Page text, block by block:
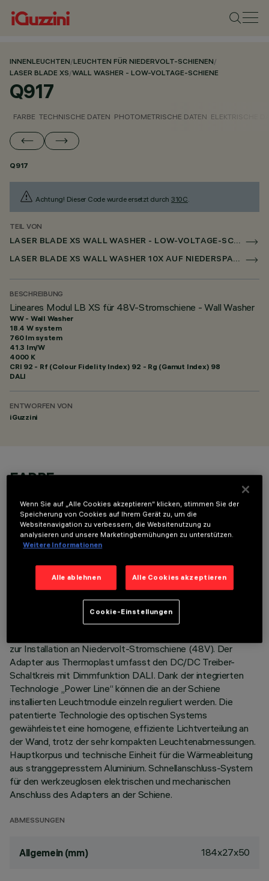
INNENLEUCHTEN/LEUCHTEN FÜR NIEDERVOLT-SCHIENEN/
LASER BLADE XS/WALL WASHER - LOW-VOLTAGE-SCHIENE
Q917
FARBE TECHNISCHE DATEN PHOTOMETRISCHE DATEN ELEKTRISCHE
Q917
Achtung! Dieser Code wurde ersetzt durch 310C.
TEIL VON
LASER BLADE XS WALL WASHER - LOW-VOLTAGE-SCHIENE
LASER BLADE XS WALL WASHER 10X AUF NIEDERSPANNUNGSSCHIENE DALI POWERLINE
BESCHREIBUNG
Lineares Modul LB XS für 48V-Stromschiene - Wall Washer
WW - Wall Washer
18.4 W system
760 lm system
41.3 lm/W
4000 K
CRI 92 - Rf (Colour Fidelity Index) 92 - Rg (Gamut Index) 98
DALI
ENTWORFEN VON
iGuzzini
FARBE
TECHNISCHE DATEN
LETZTES UPDATE: 03.08.2026
zur Installation an Niedervolt-Stromschiene (48V). Der
Adapter aus Thermoplast umfasst den DC/DC Treiber-
Schaltkreis mit Dimmfunktion DALI. Dank der integrierten
Technologie „Power Line“ können die an der Schiene
installierten Leuchtmodule einzeln reguliert werden. Die
patentierte Technologie des optischen Systems
gewährleistet eine homogene, effiziente Lichtverteilung an
der Wand, trotz der sehr kompakten Leuchtenabmessungen.
Hauptkorpus und technische Einheit für die Wärmeableitung
aus stranggepresstem Aluminium. Schnellanschluss-System
für den werkzeuglosen elektrischen und mechanischen
Anschluss des Adapters an der Schiene.
ABMESSUNGEN
Allgemein (mm) 184x27x50
Wenn Sie auf „Alle Cookies akzeptieren“ klicken, stimmen Sie der
Speicherung von Cookies auf Ihrem Gerät zu, um die
Websitenavigation zu verbessern, die Websitenutzung zu
analysieren und unsere Marketingbemühungen zu unterstützen.
Weitere Informationen
Alle ablehnen Alle Cookies akzeptieren
Cookie-Einstellungen